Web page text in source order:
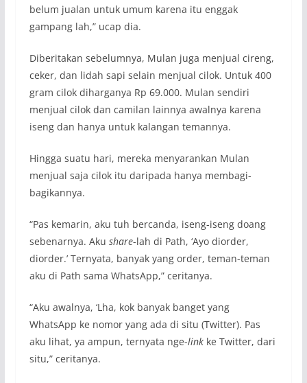
belum jualan untuk umum karena itu enggak
gampang lah,” ucap dia.
Diberitakan sebelumnya, Mulan juga menjual cireng,
ceker, dan lidah sapi selain menjual cilok. Untuk 400
gram cilok diharganya Rp 69.000. Mulan sendiri
menjual cilok dan camilan lainnya awalnya karena
iseng dan hanya untuk kalangan temannya.
Hingga suatu hari, mereka menyarankan Mulan
menjual saja cilok itu daripada hanya membagi-
bagikannya.
“Pas kemarin, aku tuh bercanda, iseng-iseng doang
sebenarnya. Aku share-lah di Path, ‘Ayo diorder,
diorder.’ Ternyata, banyak yang order, teman-teman
aku di Path sama WhatsApp,” ceritanya.
“Aku awalnya, ‘Lha, kok banyak banget yang
WhatsApp ke nomor yang ada di situ (Twitter). Pas
aku lihat, ya ampun, ternyata nge-linkke Twitter, dari
situ,” ceritanya.